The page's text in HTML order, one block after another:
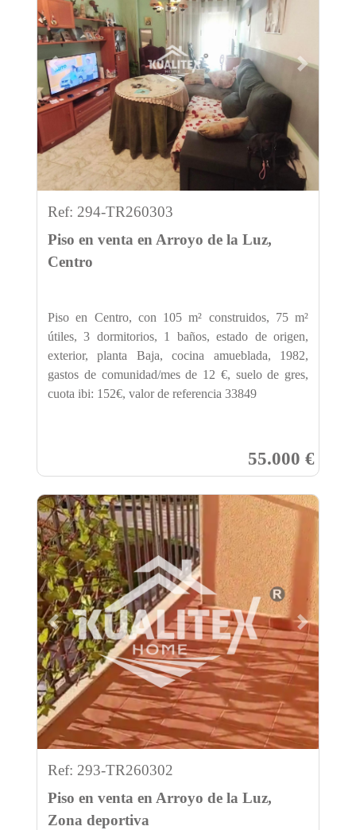
Previous Next
Ref: 294-TR260303
Piso en venta en Arroyo de la Luz,
Centro
Piso en Centro, con 105 m² construidos, 75 m²
útiles, 3 dormitorios, 1 baños, estado de origen,
exterior, planta Baja, cocina amueblada, 1982,
gastos de comunidad/mes de 12 €, suelo de gres,
cuota ibi: 152€, valor de referencia 33849
55.000 €
Previous Next
Ref: 293-TR260302
Piso en venta en Arroyo de la Luz,
Zona deportiva